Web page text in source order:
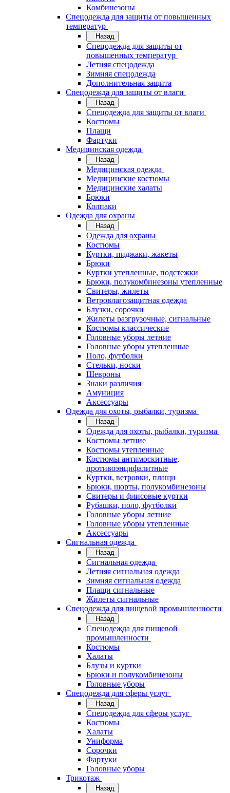
Комбинезоны
Спецодежда для защиты от повышенных
температур
Назад
Спецодежда для защиты от
повышенных температур
Летняя спецодежда
Зимняя спецодежда
Дополнительная защита
Спецодежда для защиты от влаги
Назад
Спецодежда для защиты от влаги
Костюмы
Плащи
Фартуки
Медицинская одежда
Назад
Медицинская одежда
Медицинские костюмы
Медицинские халаты
Брюки
Колпаки
Одежда для охраны
Назад
Одежда для охраны
Костюмы
Куртки, пиджаки, жакеты
Брюки
Куртки утепленные, подстежки
Брюки, полукомбинезоны утепленные
Свитеры, жилеты
Ветровлагозащитная одежда
Блузки, сорочки
Жилеты разгрузочные, сигнальные
Костюмы классические
Головные уборы летние
Головные уборы утепленные
Поло, футболки
Стельки, носки
Шевроны
Знаки различия
Амуниция
Аксессуары
Одежда для охоты, рыбалки, туризма
Назад
Одежда для охоты, рыбалки, туризма
Костюмы летние
Костюмы утепленные
Костюмы антимоскитные,
противоэнцифалитные
Куртки, ветровки, плащи
Брюки, шорты, полукомбинезоны
Свитеры и флисовые куртки
Рубашки, поло, футболки
Головные уборы летние
Головные уборы утепленные
Аксессуары
Сигнальная одежда
Назад
Сигнальная одежда
Летняя сигнальная одежда
Зимняя сигнальная одежда
Плащи сигнальные
Жилеты сигнальные
Спецодежда для пищевой промышленности
Назад
Спецодежда для пищевой
промышленности
Костюмы
Халаты
Блузы и куртки
Брюки и полукомбинезоны
Головные уборы
Спецодежда для сферы услуг
Назад
Спецодежда для сферы услуг
Костюмы
Халаты
Униформа
Сорочки
Фартуки
Головные уборы
Трикотаж
Назад